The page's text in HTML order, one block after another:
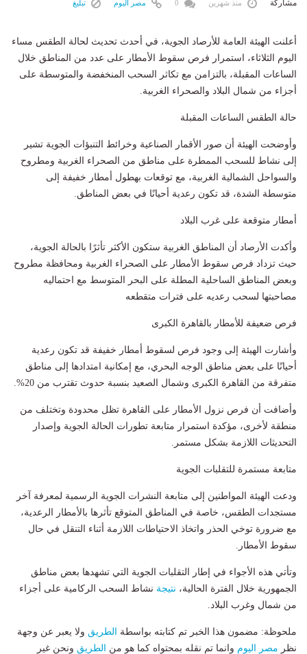
مشاركة منذ شهرين مصر اليوم تبليغ
أعلنت الهيئة العامة للأرصاد الجوية، في أحدث تحديث لحالة الطقس مساء
اليوم الثلاثاء، استمرار فرص سقوط الأمطار على عدد من المناطق خلال
الساعات المقبلة، بالتزامن مع تكاثر السحب المنخفضة والمتوسطة على
أجزاء من شمال البلاد والصحراء الغربية.
حالة الطقس الساعات المقبلة
وأوضحت الهيئة أن صور الأقمار الصناعية وخرائط التنبؤات الجوية تشير
إلى نشاط للسحب الممطرة على مناطق من الصحراء الغربية ومطروح
والسواحل الشمالية الغربية، مع توقعات بهطول أمطار خفيفة إلى
متوسطة الشدة، قد تكون رعدية أحيانًا في بعض المناطق.
أمطار متوقعة على غرب البلاد
وأكدت الأرصاد أن المناطق الغربية ستكون الأكثر تأثرًا بالحالة الجوية،
حيث تزداد فرص سقوط الأمطار على الصحراء الغربية ومحافظة مطروح
وبعض المناطق الساحلية المطلة على البحر المتوسط مع احتماليه
مصاحبتها لسحب رعديه على فترات متقطعه
فرص ضعيفة للأمطار بالقاهرة الكبرى
وأشارت الهيئة إلى وجود فرص لسقوط أمطار خفيفة قد تكون رعدية
أحيانًا على بعض مناطق الوجه البحري، مع إمكانية امتدادها إلى مناطق
متفرقة من القاهرة الكبرى وشمال الصعيد بنسبة حدوث تقترب من 20%.
وأضافت أن فرص نزول الأمطار على القاهرة تظل محدودة وتختلف من
منطقة لأخرى، مؤكدة استمرار متابعة تطورات الحالة الجوية وإصدار
التحديثات اللازمة بشكل مستمر.
متابعة مستمرة للتقلبات الجوية
ودعت الهيئة المواطنين إلى متابعة النشرات الجوية الرسمية لمعرفة آخر
مستجدات الطقس، خاصة في المناطق المتوقع تأثرها بالأمطار الرعدية،
مع ضرورة توخي الحذر واتخاذ الاحتياطات اللازمة أثناء التنقل في حال
سقوط الأمطار.
وتأتي هذه الأجواء في إطار التقلبات الجوية التي تشهدها بعض مناطق
الجمهورية خلال الفترة الحالية، نتيجة نشاط السحب الركامية على أجزاء
من شمال وغرب البلاد.
ملحوظة: مضمون هذا الخبر تم كتابته بواسطة الطريق ولا يعبر عن وجهة
نظر مصر اليوم وانما تم نقله بمحتواه كما هو من الطريق ونحن غير